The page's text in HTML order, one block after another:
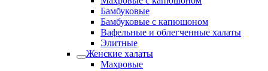
Бамбуковые
Бамбуковые с капюшоном
Вафельные и облегченные халаты
Элитные
Женские халаты
Махровые